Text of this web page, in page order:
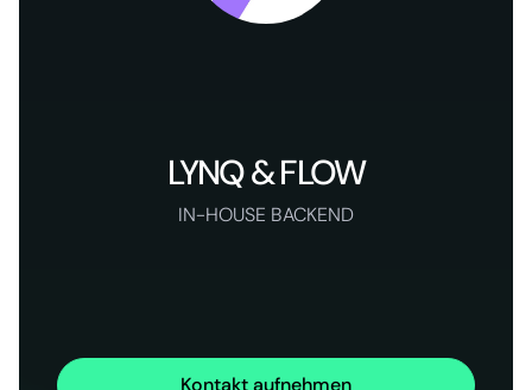
LYNQ & FLOW
IN-HOUSE BACKEND
Kontakt aufnehmen